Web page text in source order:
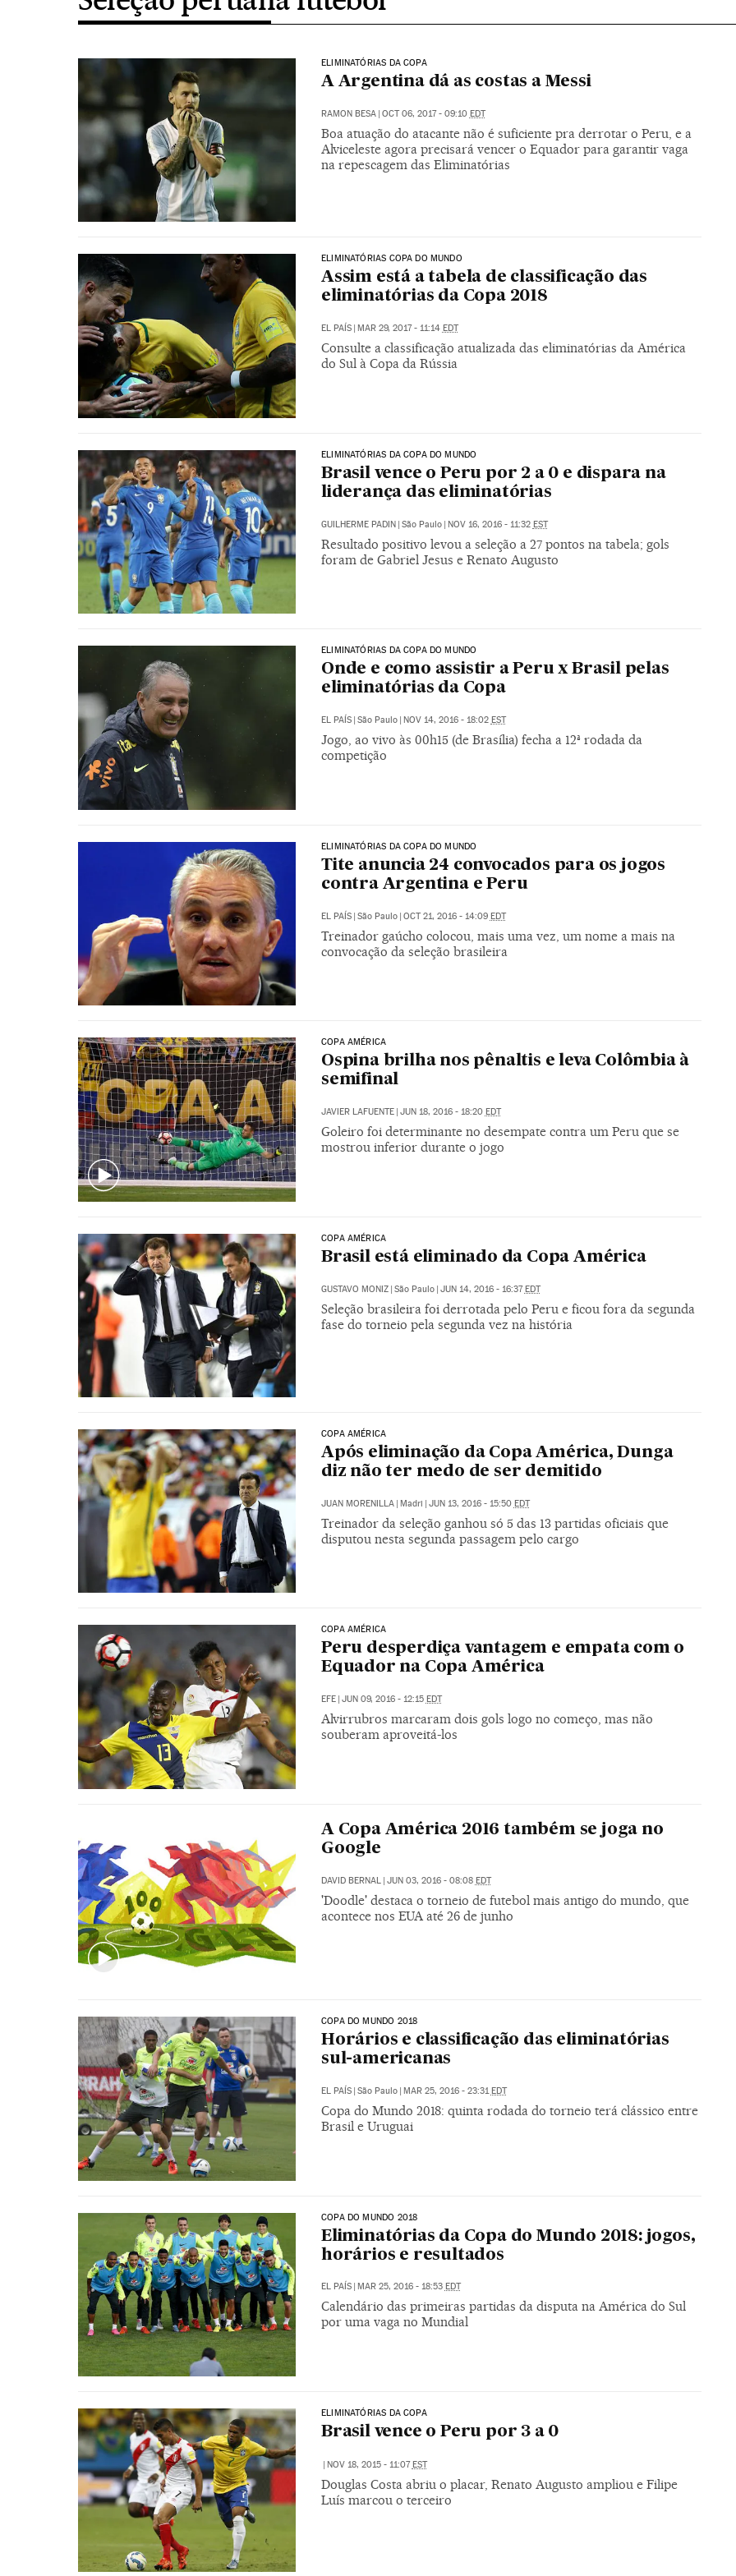
ELIMINATÓRIAS DA COPA
A Argentina dá as costas a Messi
RAMON BESA | OCT 06, 2017 - 09:10 EDT
Boa atuação do atacante não é suficiente pra derrotar o Peru, e a
Alviceleste agora precisará vencer o Equador para garantir vaga
na repescagem das Eliminatórias
ELIMINATÓRIAS COPA DO MUNDO
Assim está a tabela de classificação das
eliminatórias da Copa 2018
EL PAÍS MAR 29, 2017 - 11:14 EDT
Consulte a classificação atualizada das eliminatórias da América
do Sul à Copa da Rússia
ELIMINATÓRIAS DA COPA DO MUNDO
Brasil vence o Peru por 2 a 0 e dispara na
liderança das eliminatórias
GUILHERME PADIN | São Paulo | NOV 16, 2016 - 11:32 EST
Resultado positivo levou a seleção a 27 pontos na tabela; gols
foram de Gabriel Jesus e Renato Augusto
ELIMINATÓRIAS DA COPA DO MUNDO
Onde e como assistir a Peru x Brasil pelas
eliminatórias da Copa
EL PAÍS São Paulo NOV 14, 2016 - 18:02 EST
Jogo, ao vivo às 00h15 (de Brasília) fecha a 12ª rodada da
competição
ELIMINATÓRIAS DA COPA DO MUNDO
Tite anuncia 24 convocados para os jogos
contra Argentina e Peru
EL PAÍS | São Paulo | OCT 21, 2016 - 14:09 EDT
Treinador gaúcho colocou, mais uma vez, um nome a mais na
convocação da seleção brasileira
COPA AMÉRICA
Ospina brilha nos pênaltis e leva Colômbia à
semifinal
JAVIER LAFUENTE | JUN 18, 2016 - 18:20 EDT
Goleiro foi determinante no desempate contra um Peru que se
mostrou inferior durante o jogo
COPA AMÉRICA
Brasil está eliminado da Copa América
GUSTAVO MONIZ São Paulo JUN 14, 2016 - 16:37 EDT
Seleção brasileira foi derrotada pelo Peru e ficou fora da segunda
fase do torneio pela segunda vez na história
COPA AMÉRICA
Após eliminação da Copa América, Dunga
diz não ter medo de ser demitido
JUAN MORENILLA | Madri | JUN 13, 2016 - 15:50 EDT
Treinador da seleção ganhou só 5 das 13 partidas oficiais que
disputou nesta segunda passagem pelo cargo
COPA AMÉRICA
Peru desperdiça vantagem e empata com o
Equador na Copa América
EFE JUN 09, 2016 - 12:15 EDT
Alvirrubros marcaram dois gols logo no começo, mas não
souberam aproveitá-los
A Copa América 2016 também se joga no
Google
DAVID BERNAL JUN 03, 2016 - 08:08 EDT
'Doodle' destaca o torneio de futebol mais antigo do mundo, que
acontece nos EUA até 26 de junho
COPA DO MUNDO 2018
Horários e classificação das eliminatórias
sul-americanas
EL PAÍS | São Paulo | MAR 25, 2016 - 23:31EDT
Copa do Mundo 2018: quinta rodada do torneio terá clássico entre
Brasil e Uruguai
COPA DO MUNDO 2018
Eliminatórias da Copa do Mundo 2018: jogos,
horários e resultados
EL PAÍS MAR 25, 2016 - 18:53 EDT
Calendário das primeiras partidas da disputa na América do Sul
por uma vaga no Mundial
ELIMINATÓRIAS DA COPA
Brasil vence o Peru por 3 a 0
| NOV 18, 2015 - 11:07EST
Douglas Costa abriu o placar, Renato Augusto ampliou e Filipe
Luís marcou o terceiro